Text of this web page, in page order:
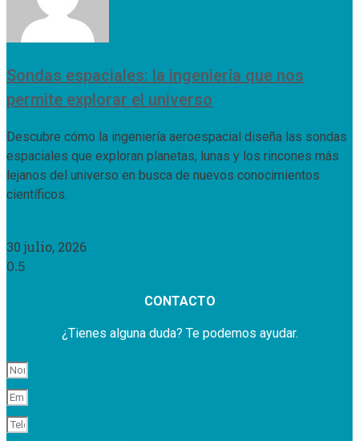
Sondas espaciales: la ingeniería que nos
permite explorar el universo
Descubre cómo la ingeniería aeroespacial diseña las sondas
espaciales que exploran planetas, lunas y los rincones más
lejanos del universo en busca de nuevos conocimientos
científicos.
30 julio, 2026
CONTACTO
¿Tienes alguna duda? Te podemos ayudar.